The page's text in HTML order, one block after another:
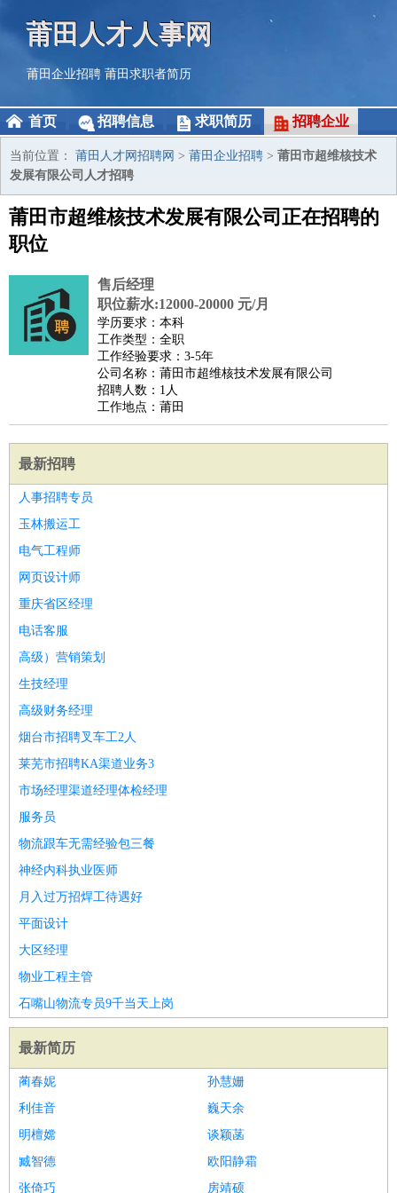
莆田人才人事网
莆田企业招聘 莆田求职者简历
首页 招聘信息 求职简历 招聘企业
当前位置： 莆田人才网招聘网 > 莆田企业招聘 > 莆田市超维核技术
发展有限公司人才招聘
莆田市超维核技术发展有限公司正在招聘的
职位
售后经理
职位薪水:12000-20000 元/月
学历要求：本科
工作类型：全职
工作经验要求：3-5年
公司名称：莆田市超维核技术发展有限公司
招聘人数：1人
工作地点：莆田
最新招聘
人事招聘专员
玉林搬运工
电气工程师
网页设计师
重庆省区经理
电话客服
高级）营销策划
生技经理
高级财务经理
烟台市招聘叉车工2人
莱芜市招聘KA渠道业务3
市场经理渠道经理体检经理
服务员
物流跟车无需经验包三餐
神经内科执业医师
月入过万招焊工待遇好
平面设计
大区经理
物业工程主管
石嘴山物流专员9千当天上岗
最新简历
蔺春妮
孙慧姗
利佳音
巍天余
明檀嫦
谈颖菡
臧智德
欧阳静霜
张倚巧
房靖硕